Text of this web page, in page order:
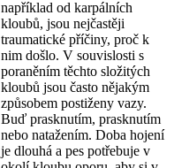
například od karpálních
kloubů, jsou nejčastěji
traumatické příčiny, proč k
nim došlo. V souvislosti s
poraněním těchto složitých
kloubů jsou často nějakým
způsobem postiženy vazy.
Buď prasknutím, prasknutím
nebo natažením. Doba hojení
je dlouhá a pes potřebuje v